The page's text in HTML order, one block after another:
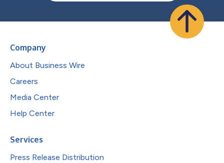
Company
About Business Wire
Careers
Media Center
Help Center
Services
Press Release Distribution